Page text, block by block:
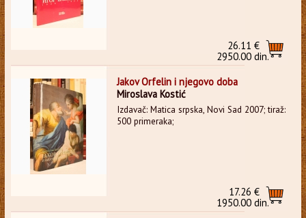
26.11 €
2950.00 din.
Jakov Orfelin i njegovo doba
Miroslava Kostić
Izdavač: Matica srpska, Novi Sad 2007; tiraž:
500 primeraka;
17.26 €
1950.00 din.